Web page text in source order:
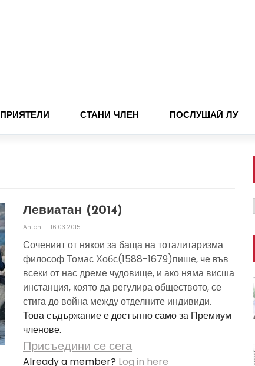
ПРИЯТЕЛИ СТАНИ ЧЛЕН ПОСЛУШАЙ ЛУ
Левиатан (2014)
Anton 16.03.2015
Соченият от някои за баща на тоталитаризма
философ Томас Хобс(1588-1679)пише, че във
всеки от нас дреме чудовище, и ако няма висша
инстанция, която да регулира обществото, се
стига до война между отделните индивиди.
Това съдържание е достъпно само за Премиум
членове.
Присъедини се сега
Already a member? Log in here